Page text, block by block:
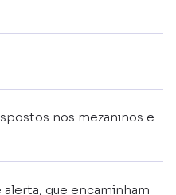
nos mezaninos e
que encaminham